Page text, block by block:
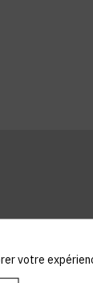
votre